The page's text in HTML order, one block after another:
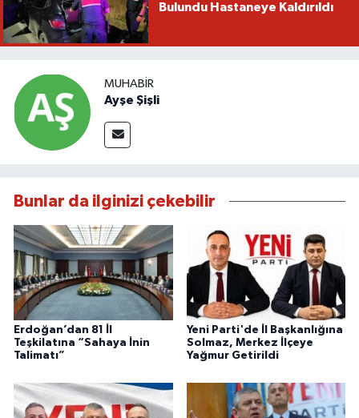
Bulundu Hastaneye Kaldırıldı
MUHABIR
Ayşe Şişli
Bunlar da ilginizi çekebilir
Erdoğan’dan 81 İl
Teşkilatına “Sahaya İnin
Talimatı”
Yeni Parti'de İl Başkanlığına
Solmaz, Merkez İlçeye
Yağmur Getirildi